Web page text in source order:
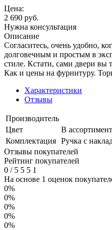
Цена:
2 690 руб.
Нужна консультация
Описание
Согласитесь, очень удобно,
долговечным и простым в
стиле. Кстати, сами двери вы
Как и цены на фурнитуру.
Характеристики
Отзывы
Производитель
Цвет
В
Комплектация Ручка с
Отзывы покупателей
Рейтинг покупателей
0 /5 5 5 1
На основе 1 оценок
0%
0%
0%
0%
0%